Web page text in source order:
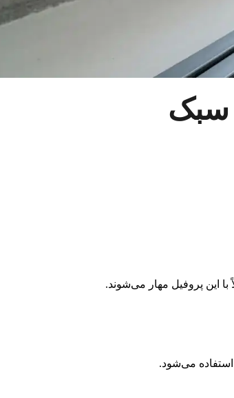
این پروفیل مهار می‌شوند.
می‌شود.